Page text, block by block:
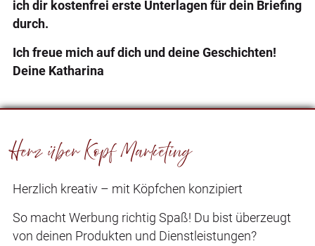
ich dir kostenfrei erste Unterlagen für dein Briefing
durch.
Ich freue mich auf dich und deine Geschichten!
Deine Katharina
Herz über Kopf Marketing
Herzlich kreativ – mit Köpfchen konzipiert
So macht Werbung richtig Spaß! Du bist überzeugt
von deinen Produkten und Dienstleistungen?